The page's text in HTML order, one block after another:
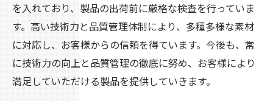
を入れており、製品の出荷前に厳格な検査を行っていま
す。高い技術力と品質管理体制により、多種多様な素材
に対応し、お客様からの信頼を得ています。今後も、常
に技術力の向上と品質管理の徹底に努め、お客様により
満足していただける製品を提供していきます。